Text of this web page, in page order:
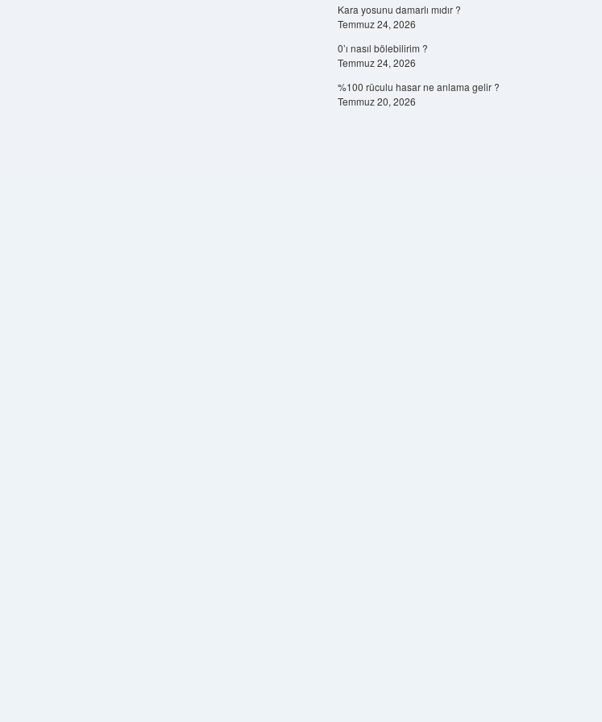
Kara yosunu damarlı mıdır ?
Temmuz 24, 2026
0’ı nasıl bölebilirim ?
Temmuz 24, 2026
%100 rüculu hasar ne anlama gelir ?
Temmuz 20, 2026